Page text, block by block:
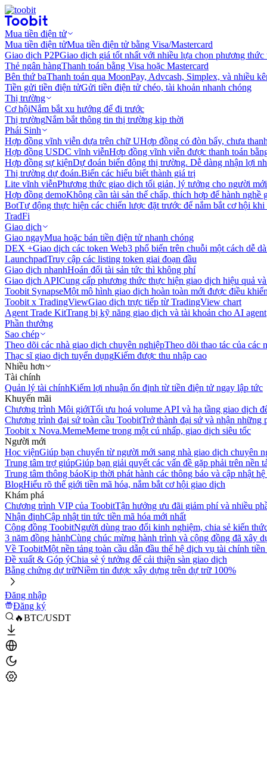
Mua tiền điện tử
Mua tiền điện tửMua tiền điện tử bằng Visa/Mastercard
Giao dịch P2PGiao dịch giá tốt nhất với nhiều lựa chọn phương thức
Thẻ ngân hàngThanh toán bằng Visa hoặc Mastercard
Bên thứ baThanh toán qua MoonPay, Advcash, Simplex, và nhiều
Tiền gửi tiền điện tửGửi tiền điện tử chéo, tài khoản nhanh chóng
Thị trường
Cơ hộiNắm bắt xu hướng để đi trước
Thị trườngNắm bắt thông tin thị trường kịp thời
Phái Sinh
Hợp đồng vĩnh viễn dựa trên chữ UHợp đồng có đòn bẩy, chưa
Hợp đồng USDC vĩnh viễnHợp đồng vĩnh viễn được thanh toán
Hợp đồng sự kiệnDự đoán biến động thị trường. Dễ dàng nhận lợi
Thị trường dự đoán.Biến các hiểu biết thành giá trị
Lite vĩnh viễnPhương thức giao dịch tối giản, lý tưởng cho người
Hợp đồng demoKhông cần tài sản thế chấp, thích hợp để hành nghề
BotTự động thực hiện các chiến lược đặt trước để nắm bắt cơ hội
TradFi
Giao dịch
Giao ngayMua hoặc bán tiền điện tử nhanh chóng
DEX +Giao dịch các token Web3 phổ biến trên chuỗi một cách dễ
LaunchpadTruy cập các listing token giai đoạn đầu
Giao dịch nhanhHoán đổi tài sản tức thì không phí
Giao dịch APICung cấp phương thức thực hiện giao dịch hiệu quả
Toobit SynapseMột mô hình giao dịch hoàn toàn mới được điều
Toobit x TradingViewGiao dịch trực tiếp từ TradingView chart
Agent Trade KitTrang bị kỹ năng giao dịch và tài khoản cho AI agent
Phần thưởng
Sao chép
Theo dõi các nhà giao dịch chuyên nghiệpTheo dõi thao tác của các
Thạc sĩ giao dịch tuyển dụngKiếm được thu nhập cao
Nhiều hơn
Tài chính
Quản lý tài chínhKiếm lợi nhuận ổn định từ tiền điện tử ngay lập tức
Khuyến mãi
Chương trình Môi giớiTối ưu hoá volume API và hạ tầng giao dịch
Chương trình đại sứ toàn cầu ToobitTrở thành đại sứ và nhận những
Toobit x Nova.MemeMeme trong một cú nhấp, giao dịch siêu tốc
Người mới
Học việnGiúp bạn chuyển từ người mới sang nhà giao dịch chuyên
Trung tâm trợ giúpGiúp bạn giải quyết các vấn đề gặp phải trên nền
Trung tâm thông báoKịp thời phát hành các thông báo và cập nhật
BlogHiểu rõ thế giới tiền mã hóa, nắm bắt cơ hội giao dịch
Khám phá
Chương trình VIP của ToobitTận hưởng ưu đãi giảm phí và nhiều
Nhận địnhCập nhật tin tức tiền mã hóa mới nhất
Cộng đồng ToobitNgười dùng trao đổi kinh nghiệm, chia sẻ kiến
3 năm đồng hànhCùng chúc mừng hành trình và cộng đồng đã xây
Về ToobitMột nền tảng toàn cầu dẫn đầu thế hệ dịch vụ tài chính
Đề xuất & Góp ýChia sẻ ý tưởng để cải thiện sàn giao dịch
Bằng chứng dự trữNiềm tin được xây dựng trên dự trữ 100%
Đăng nhập
Đăng ký
🔥BTC/USDT